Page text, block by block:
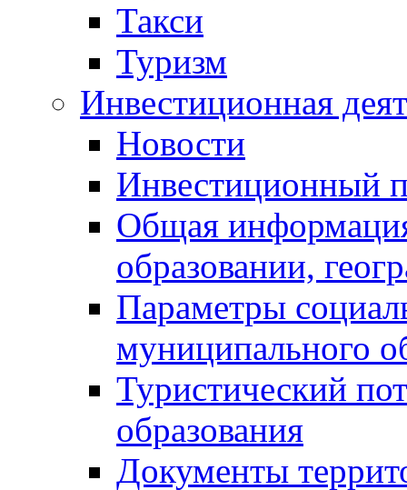
Такси
Туризм
Инвестиционная
Новости
Инвестиционный
Общая
образовании,
Параметры
муниципального
Туристический
образования
Документы